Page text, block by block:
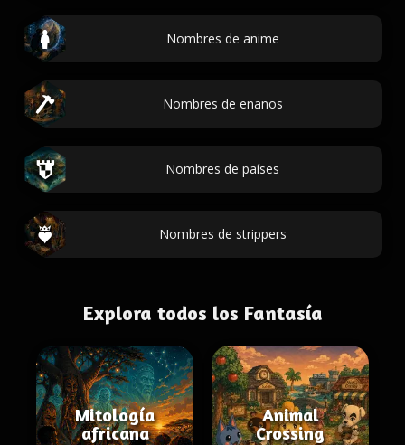
Nombres de anime
Nombres de enanos
Nombres de países
Nombres de strippers
Explora todos los Fantasía
Mitología
africana
Animal
Crossing